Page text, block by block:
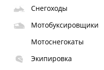
Снегоходы
Мотобуксировщики
Мотоснегокаты
Экипировка